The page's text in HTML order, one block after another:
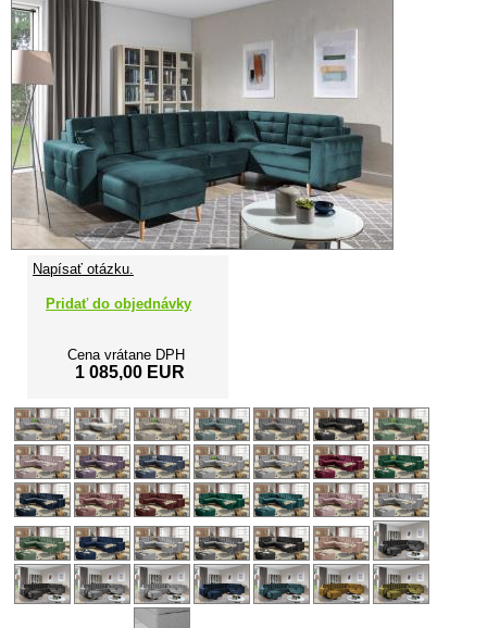
Napísať otázku.
Pridať do objednávky
Cena vrátane DPH
1 085,00 EUR